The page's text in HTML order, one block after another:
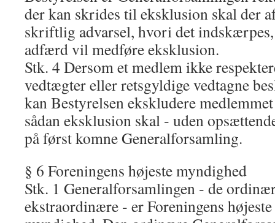
der kan skrides til eksklusion skal der
skriftlig advarsel, hvori det
adfærd vil medføre eksklusion.
Stk. 4 Dersom et medlem ikke
vedtægter eller retsgyldige vedtagne
kan Bestyrelsen ekskludere
sådan eksklusion skal ‐ uden
på først komne Generalforsamling.
§ 6 Foreningens højeste myndighed
Stk. 1 Generalforsamlingen ‐ de
ekstraordinære ‐ er Foreningens højeste